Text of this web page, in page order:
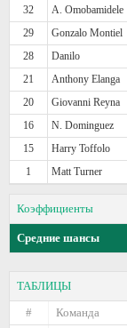
32
A. Omobamidele
29
Gonzalo Montiel
28
Danilo
21
Anthony Elanga
20
Giovanni Reyna
16
N. Dominguez
15
Harry Toffolo
1
Matt Turner
Коэффициенты
Средние шансы
ТАБЛИЦЫ
#
Команда